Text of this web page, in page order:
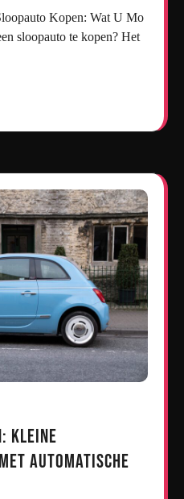
sloopauto te kopen? Het
Kleine
Automatische